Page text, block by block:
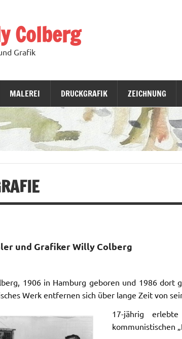
Colberg
Grafik
MALEREI DRUCKGRAFIK ZEICHNUNG
und Grafiker Willy Colberg
1906 in Hamburg geboren und 1986 dort
Werk entfernen sich über lange Zeit von
17-jährig
kommunistischen